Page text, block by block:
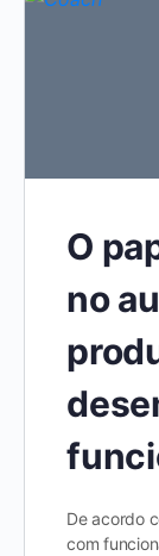
O
no
De acordo
com